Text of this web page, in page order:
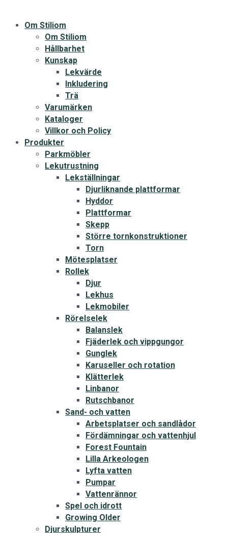
Om Stiliom
Om Stiliom
Hållbarhet
Kunskap
Lekvärde
Inkludering
Trä
Varumärken
Kataloger
Villkor och Policy
Produkter
Parkmöbler
Lekutrustning
Lekställningar
Djurliknande plattformar
Hyddor
Plattformar
Skepp
Större tornkonstruktioner
Torn
Mötesplatser
Rollek
Djur
Lekhus
Lekmobiler
Rörelselek
Balanslek
Fjäderlek och vippgungor
Gunglek
Karuseller och rotation
Klätterlek
Linbanor
Rutschbanor
Sand- och vatten
Arbetsplatser och sandlådor
Fördämningar och vattenhjul
Forest Fountain
Lilla Arkeologen
Lyfta vatten
Pumpar
Vattenrännor
Spel och idrott
Growing Older
Djurskulpturer